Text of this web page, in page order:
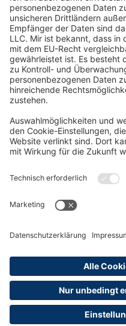
Oft Gesucht
Rund um die Prüfung
Datenschutzerklärung
Widerrufsrecht
Versandinformationen
Erklärung zur Barrierefreiheit
Abonnements hier kündigen
Cookie-Einstellungen
Alle Preise sind inkl. MwSt. und ggf. zzgl.